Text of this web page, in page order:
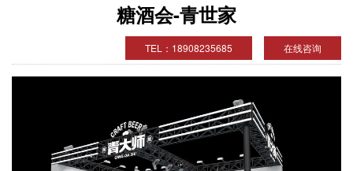
糖酒会-青世家
在线咨询
TEL：18908235685